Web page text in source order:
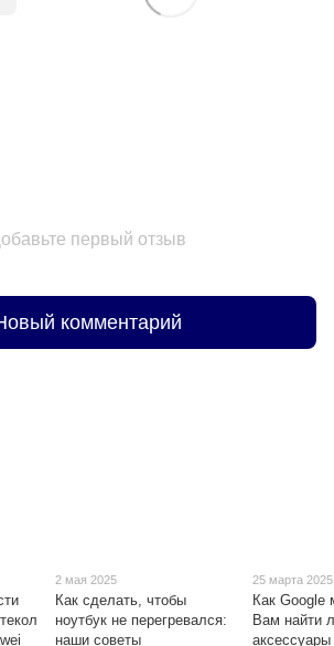
первый отзыв
комментарий
2 мая 2025
Как сделать, чтобы
ноутбук не перегревался:
наши советы
25 марта 2025
Как Google
Вам найти